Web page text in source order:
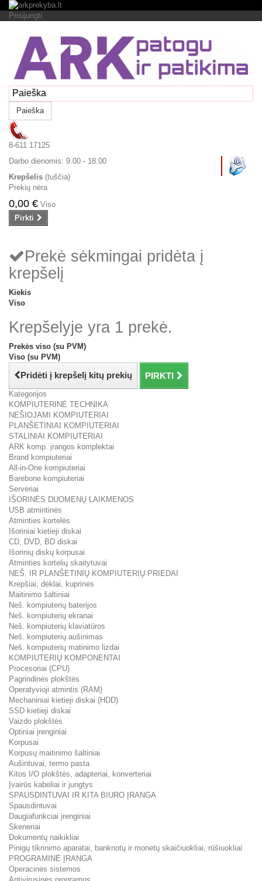
Prisijungti
Paieška
8-611 17125
Darbo dienomis: 9.00 - 18.00
Krepšelis (tuščia)
Prekių nėra
0,00 € Viso
Pirkti
Prekė sėkmingai pridėta į
krepšelį
Kiekis
Viso
Krepšelyje yra 1 prekė.
Prekės viso (su PVM)
Viso (su PVM)
Pridėti į krepšelį kitų prekių PIRKTI
Kategorijos
KOMPIUTERINĖ TECHNIKA
NEŠIOJAMI KOMPIUTERIAI
PLANŠETINIAI KOMPIUTERIAI
STALINIAI KOMPIUTERIAI
ARK komp. įrangos komplektai
Brand kompiuteriai
All-in-One kompiuteriai
Barebone kompiuteriai
Serveriai
IŠORINĖS DUOMENŲ LAIKMENOS
USB atmintinės
Atminties kortelės
Išoriniai kietieji diskai
CD, DVD, BD diskai
Išorinių diskų korpusai
Atminties kortelių skaitytuvai
NEŠ. IR PLANŠETINIŲ KOMPIUTERIŲ PRIEDAI
Krepšiai, dėklai, kuprinės
Maitinimo šaltiniai
Neš. kompiuterių baterijos
Neš. kompiuterių ekranai
Neš. kompiuterių klaviatūros
Neš. kompiuterių aušinimas
Neš. kompiuterių matinimo lizdai
KOMPIUTERIŲ KOMPONENTAI
Procesoriai (CPU)
Pagrindinės plokštės
Operatyvioji atmintis (RAM)
Mechaniniai kietieji diskai (HDD)
SSD kietieji diskai
Vaizdo plokštės
Optiniai įrenginiai
Korpusai
Korpusų maitinimo šaltiniai
Aušintuvai, termo pasta
Kitos I/O plokštės, adapteriai, konverteriai
Įvairūs kabeliai ir jungtys
SPAUSDINTUVAI IR KITA BIURO ĮRANGA
Spausdintuvai
Daugiafunkciai įrenginiai
Skeneriai
Dokumentų naikikliai
Pinigų tikrinimo aparatai, banknotų ir monetų skaičiuokliai, rūšiuokliai
PROGRAMINĖ ĮRANGA
Operacinės sistemos